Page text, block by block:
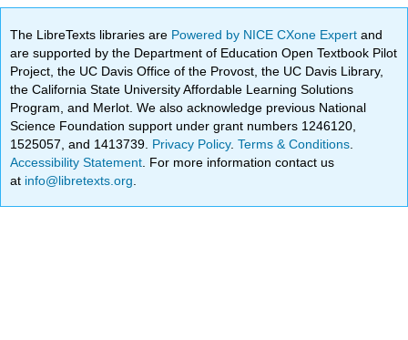
The LibreTexts libraries are Powered by NICE CXone Expertand
are supported by the Department of Education Open Textbook Pilot
Project, the UC Davis Office of the Provost, the UC Davis Library,
the California State University Affordable Learning Solutions
Program, and Merlot. We also acknowledge previous National
Science Foundation support under grant numbers 1246120,
1525057, and 1413739. Privacy Policy.Terms & Conditions
Accessibility Statement . For more information contact us
at info@libretexts.org